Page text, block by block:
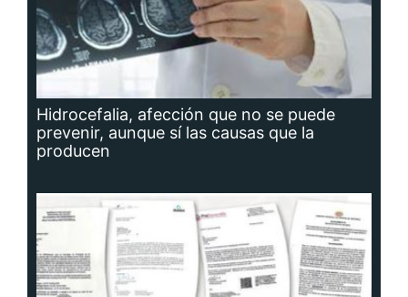
Hidrocefalia, afección que no se puede
prevenir, aunque sí las causas que la
producen